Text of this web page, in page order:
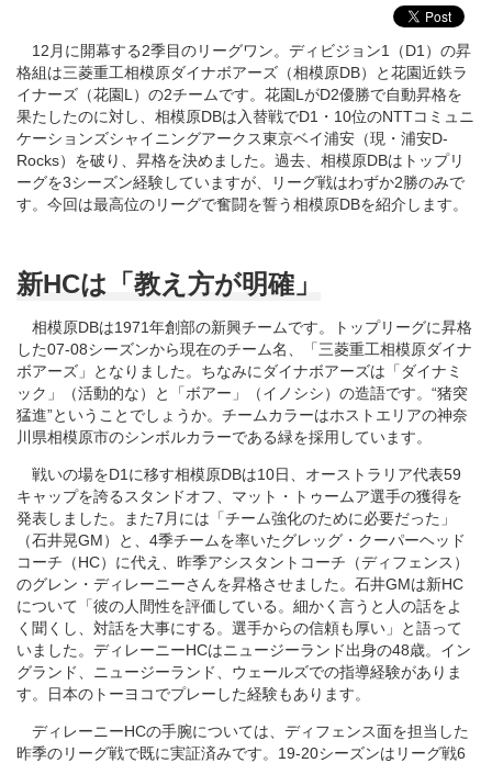
12月に開幕する2季目のリーグワン。ディビジョン1（D1）の昇
格組は三菱重工相模原ダイナボアーズ（相模原DB）と花園近鉄ラ
イナーズ（花園L）の2チームです。花園LがD2優勝で自動昇格を
果たしたのに対し、相模原DBは入替戦でD1・10位のNTTコミュニ
ケーションズシャイニングアークス東京ベイ浦安（現・浦安D-
Rocks）を破り、昇格を決めました。過去、相模原DBはトップリ
ーグを3シーズン経験していますが、リーグ戦はわずか2勝のみで
す。今回は最高位のリーグで奮闘を誓う相模原DBを紹介します。
新HCは「教え方が明確」
相模原DBは1971年創部の新興チームです。トップリーグに昇格
した07-08シーズンから現在のチーム名、「三菱重工相模原ダイナ
ボアーズ」となりました。ちなみにダイナボアーズは「ダイナミ
ック」（活動的な）と「ボアー」（イノシシ）の造語です。“猪突
猛進”ということでしょうか。チームカラーはホストエリアの神奈
川県相模原市のシンボルカラーである緑を採用しています。
戦いの場をD1に移す相模原DBは10日、オーストラリア代表59
キャップを誇るスタンドオフ、マット・トゥームア選手の獲得を
発表しました。また7月には「チーム強化のために必要だった」
（石井晃GM）と、4季チームを率いたグレッグ・クーパーヘッド
コーチ（HC）に代え、昨季アシスタントコーチ（ディフェンス）
のグレン・ディレーニーさんを昇格させました。石井GMは新HC
について「彼の人間性を評価している。細かく言うと人の話をよ
く聞くし、対話を大事にする。選手からの信頼も厚い」と語って
いました。ディレーニーHCはニュージーランド出身の48歳。イン
グランド、ニュージーランド、ウェールズでの指導経験がありま
す。日本のトーヨコでプレーした経験もあります。
ディレーニーHCの手腕については、ディフェンス面を担当した
昨季のリーグ戦で既に実証済みです。19‐20シーズンはリーグ戦6